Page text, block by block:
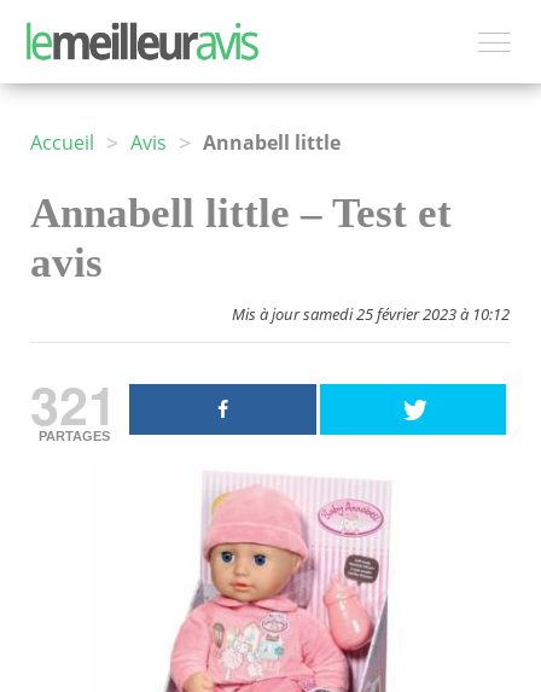
Accueil > Avis > Annabell little
Annabell little – Test et
avis
Mis à jour samedi 25 février 2023 à 10:12
321
PARTAGES